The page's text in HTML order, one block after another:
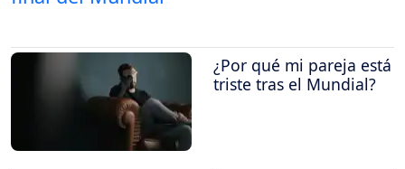
¿Por qué mi pareja está
triste tras el Mundial?